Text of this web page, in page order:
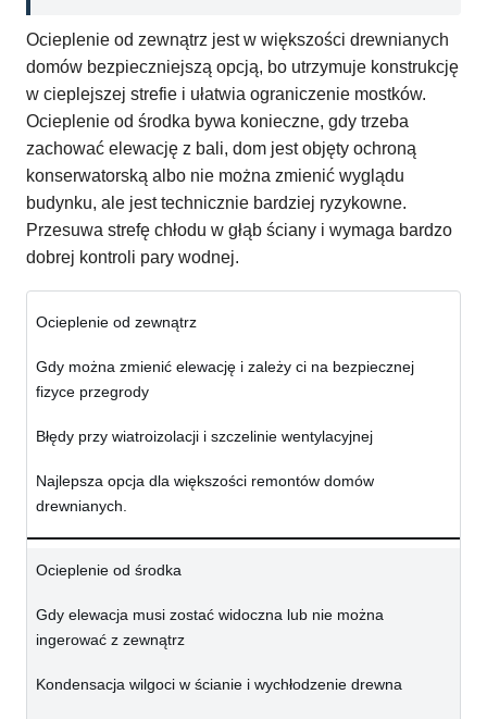
Ocieplenie od zewnątrz jest w większości drewnianych
domów bezpieczniejszą opcją, bo utrzymuje konstrukcję
w cieplejszej strefie i ułatwia ograniczenie mostków.
Ocieplenie od środka bywa konieczne, gdy trzeba
zachować elewację z bali, dom jest objęty ochroną
konserwatorską albo nie można zmienić wyglądu
budynku, ale jest technicznie bardziej ryzykowne.
Przesuwa strefę chłodu w głąb ściany i wymaga bardzo
dobrej kontroli pary wodnej.
Ocieplenie od zewnątrz
Gdy można zmienić elewację i zależy ci na bezpiecznej
fizyce przegrody
Błędy przy wiatroizolacji i szczelinie wentylacyjnej
Najlepsza opcja dla większości remontów domów
drewnianych.
Ocieplenie od środka
Gdy elewacja musi zostać widoczna lub nie można
ingerować z zewnątrz
Kondensacja wilgoci w ścianie i wychłodzenie drewna